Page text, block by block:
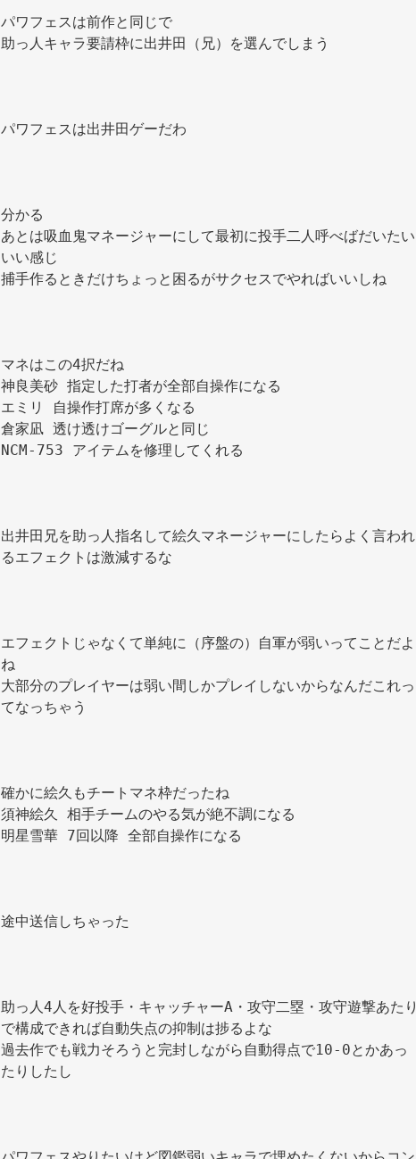
パワフェスは前作と同じで
助っ人キャラ要請枠に出井田（兄）を選んでしまう
パワフェスは出井田ゲーだわ
分かる
あとは吸血鬼マネージャーにして最初に投手二人呼べばだいたい
いい感じ
捕手作るときだけちょっと困るがサクセスでやればいいしね
マネはこの4択だね
神良美砂 指定した打者が全部自操作になる
エミリ 自操作打席が多くなる
倉家凪 透け透けゴーグルと同じ
NCM-753 アイテムを修理してくれる
出井田兄を助っ人指名して絵久マネージャーにしたらよく言われ
るエフェクトは激減するな
エフェクトじゃなくて単純に（序盤の）自軍が弱いってことだよ
ね
大部分のプレイヤーは弱い間しかプレイしないからなんだこれっ
てなっちゃう
確かに絵久もチートマネ枠だったね
須神絵久 相手チームのやる気が絶不調になる
明星雪華 7回以降 全部自操作になる
途中送信しちゃった
助っ人4人を好投手・キャッチャーA・攻守二塁・攻守遊撃あたり
で構成できれば自動失点の抑制は捗るよな
過去作でも戦力そろうと完封しながら自動得点で10-0とかあっ
たりしたし